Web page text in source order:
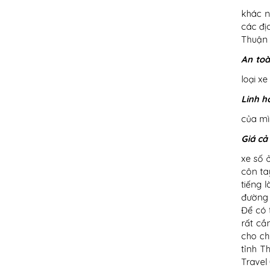
khác
các
Thuận
An
loại
Linh
của
Giá
xe số
côn
tiếng
đường
Để có
rất
cho
tỉnh
Travel